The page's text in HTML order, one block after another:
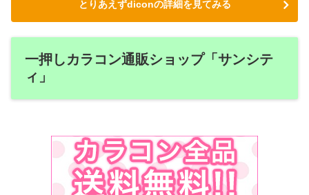
とりあえずdiconの詳細を見てみる
一押しカラコン通販ショップ「サンシテ
ィ」